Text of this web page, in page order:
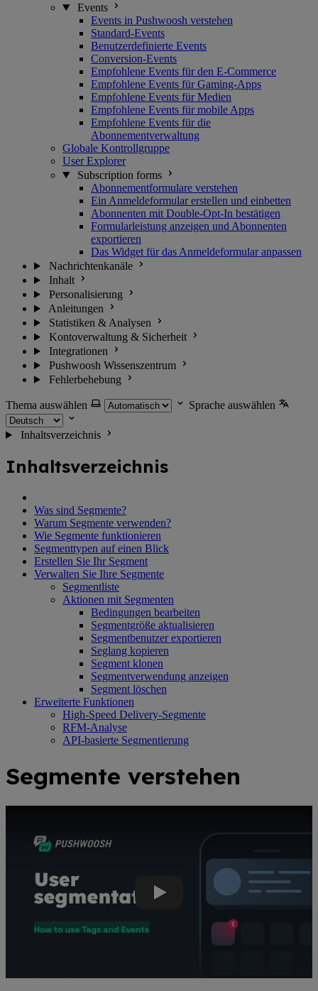
Events
Events in Pushwoosh verstehen
Standard-Events
Benutzerdefinierte Events
Conversion-Events
Empfohlene Events für den E-Commerce
Empfohlene Events für Gaming-Apps
Empfohlene Events für Medien
Empfohlene Events für mobile Apps
Empfohlene Events für die
Abonnementverwaltung
Globale Kontrollgruppe
User Explorer
Subscription forms
Abonnementformulare verstehen
Ein Anmeldeformular erstellen und einbetten
Abonnenten mit Double-Opt-In bestätigen
Formularleistung anzeigen und Abonnenten
exportieren
Das Widget für das Anmeldeformular anpassen
Nachrichtenkanäle
Inhalt
Personalisierung
Anleitungen
Statistiken & Analysen
Kontoverwaltung & Sicherheit
Integrationen
Pushwoosh Wissenszentrum
Fehlerbehebung
Thema auswählen Sprache auswählen
Inhaltsverzeichnis
Inhaltsverzeichnis
Was sind Segmente?
Warum Segmente verwenden?
Wie Segmente funktionieren
Segmenttypen auf einen Blick
Erstellen Sie Ihr Segment
Verwalten Sie Ihre Segmente
Segmentliste
Aktionen mit Segmenten
Bedingungen bearbeiten
Segmentgröße aktualisieren
Segmentbenutzer exportieren
Seglang kopieren
Segment klonen
Segmentverwendung anzeigen
Segment löschen
Erweiterte Funktionen
High-Speed Delivery-Segmente
RFM-Analyse
API-basierte Segmentierung
Segmente verstehen